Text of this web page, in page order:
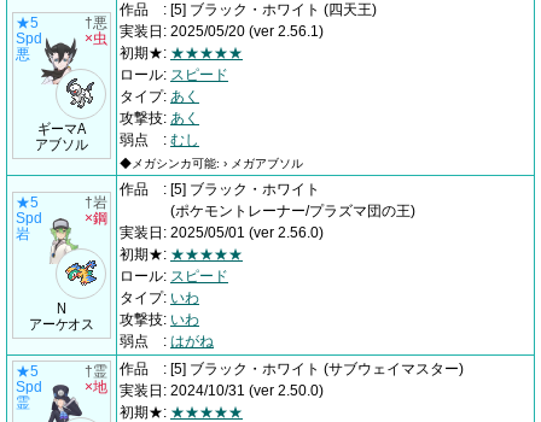
★5
Spd
悪
ギーマA
アブソル
†悪
×虫
作品 : [5] ブラック・ホワイト (四天王)
実装日 : 2025/05/20 (ver 2.56.1)
初期★: ★★★★★
ロール: スピード
タイプ: あく
攻撃技: あく
弱点
: むし
◆メガシンカ可能: › メガアブソル
★5
Spd
岩
N
アーケオス
†岩
×鋼
作品 : [5] ブラック・ホワイト
(ポケモントレーナー/プラズマ団の王)
実装日 : 2025/05/01 (ver 2.56.0)
初期★: ★★★★★
ロール: スピード
タイプ: いわ
攻撃技: いわ
弱点
: はがね
★5
Spd
霊
†霊
×地
作品 : [5] ブラック・ホワイト (サブウェイマスター)
実装日 : 2024/10/31 (ver 2.50.0)
初期★: ★★★★★